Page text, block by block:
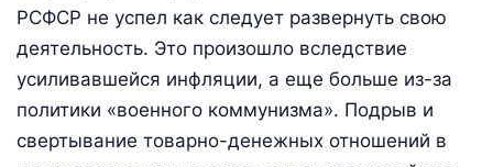
РСФСР не успел как следует развернуть свою
деятельность. Это произошло вследствие
усиливавшейся инфляции, а еще больше из-за
политики «военного коммунизма». Подрыв и
свертывание товарно-денежных отношений в